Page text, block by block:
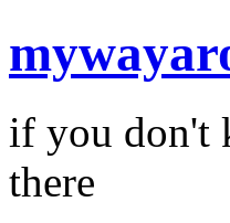
if you don't
there